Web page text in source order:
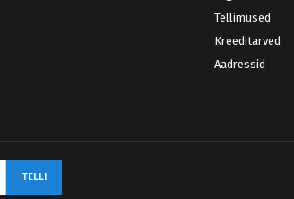
Tellimused
Kreeditarved
Aadressid